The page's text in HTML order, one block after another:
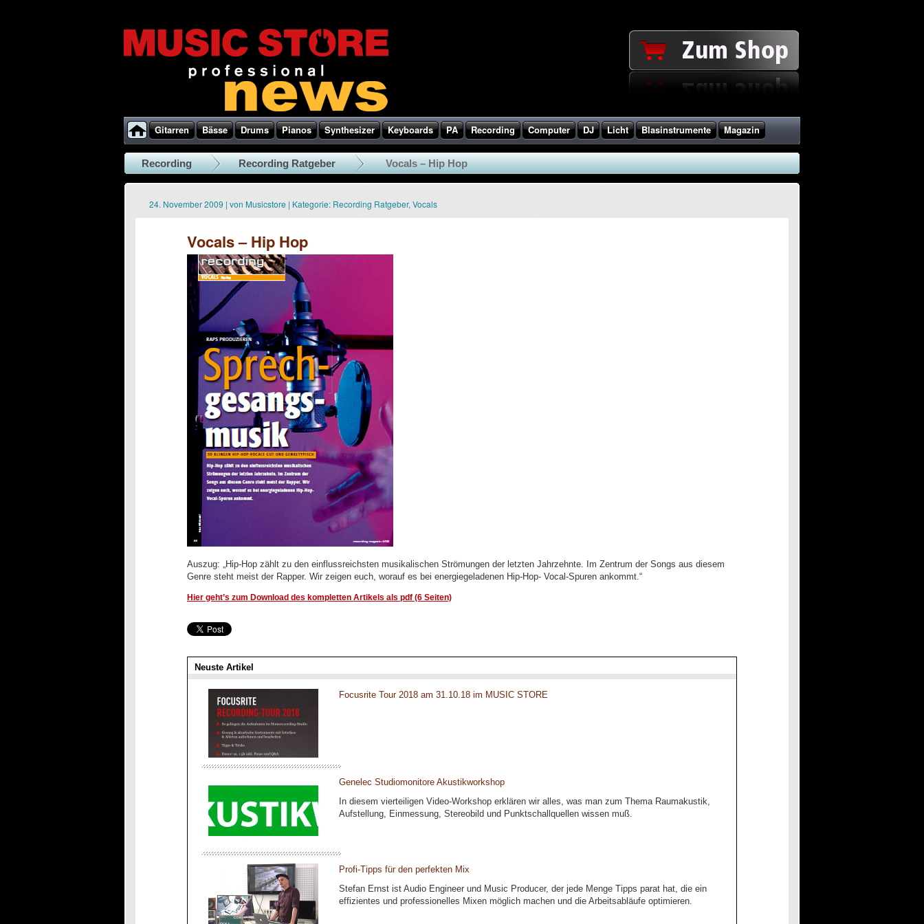
Gitarren Bässe Drums Pianos Synthesizer Keyboards PA Recording Computer DJ Licht Blasinstrumente Magazin
Recording Recording Ratgeber Vocals – Hip Hop
24. November 2009 | von Musicstore | Kategorie: Recording Ratgeber, Vocals
Vocals – Hip Hop
Auszug: „Hip-Hop zählt zu den einflussreichsten musikalischen Strömungen der letzten Jahrzehnte. Im Zentrum der Songs aus diesem
Genre steht meist der Rapper. Wir zeigen euch, worauf es bei energiegeladenen Hip-Hop- Vocal-Spuren ankommt.“
Hier geht’s zum Download des kompletten Artikels als pdf (6 Seiten)
Neuste Artikel
Focusrite Tour 2018 am 31.10.18 im MUSIC STORE
Genelec Studiomonitore Akustikworkshop
In diesem vierteiligen Video-Workshop erklären wir alles, was man zum Thema Raumakustik,
Aufstellung, Einmessung, Stereobild und Punktschallquellen wissen muß.
Profi-Tipps für den perfekten Mix
Stefan Ernst ist Audio Engineer und Music Producer, der jede Menge Tipps parat hat, die ein
effizientes und professionelles Mixen möglich machen und die Arbeitsabläufe optimieren.